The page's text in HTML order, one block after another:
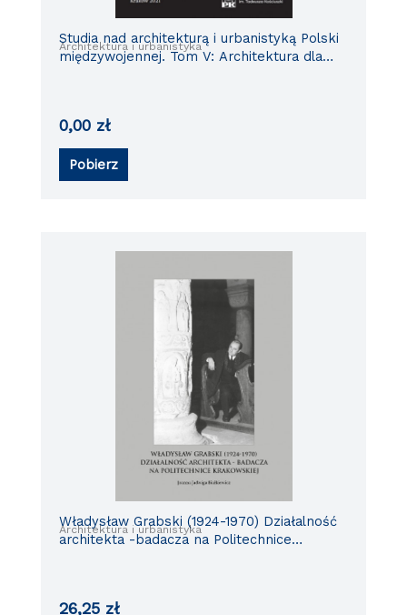
Architektura i urbanistyka
Studia nad architekturą i urbanistyką Polski
międzywojennej. Tom V: Architektura dla
0,00 zł
Pobierz
Architektura i urbanistyka
Władysław Grabski (1924-1970) Działalność
architekta -badacza na Politechnice
26,25 zł